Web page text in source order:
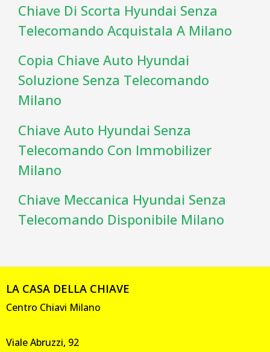
Chiave Di Scorta Hyundai Senza
Telecomando Acquistala A Milano
Copia Chiave Auto Hyundai
Soluzione Senza Telecomando
Milano
Chiave Auto Hyundai Senza
Telecomando Con Immobilizer
Milano
Chiave Meccanica Hyundai Senza
Telecomando Disponibile Milano
LA CASA DELLA CHIAVE
Centro Chiavi Milano
Viale Abruzzi, 92